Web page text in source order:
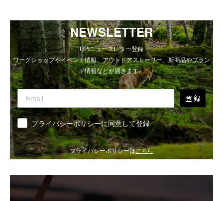
NEWSLETTER
UPIニュースレター登録
ワークショップやイベント情報、アウトドアストーリー、新商品やブラン
ド情報などが届きます。
登 録
同意 プライバシーポリシーに同意して登録
プライバシーポリシーはこちら